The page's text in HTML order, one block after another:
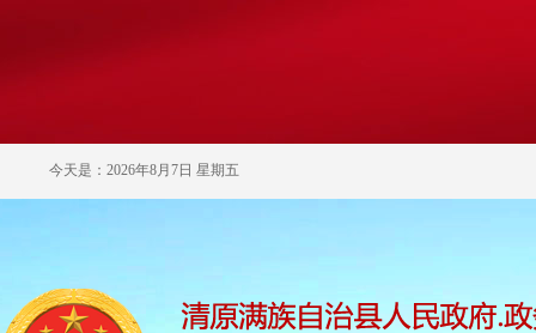
今天是：2026年8月7日 星期五